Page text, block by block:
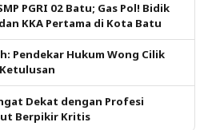
PGRI 02 Batu; Gas Pol! Bidik
KKA Pertama di Kota Batu
Pendekar Hukum Wong Cilik
Dekat dengan Profesi
Berpikir Kritis